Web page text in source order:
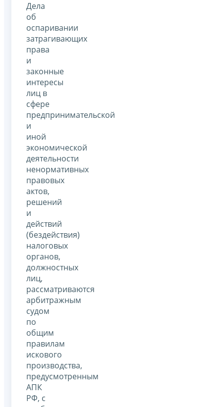
Дела
об
оспаривании
затрагивающих
права
и
законные
интересы
лиц в
сфере
предпринимательской
и
иной
экономической
деятельности
ненормативных
правовых
актов,
решений
и
действий
(бездействия)
налоговых
органов,
должностных
лиц,
рассматриваются
арбитражным
судом
по
общим
правилам
искового
производства,
предусмотренным
АПК
РФ, с